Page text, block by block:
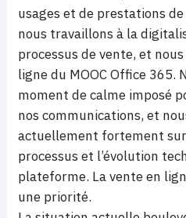
usages et de prestations
nous travaillons à la
processus de vente, et
ligne du MOOC Office 365.
moment de calme imposé
nos communications, et
actuellement fortement
processus et l’évolution
plateforme. La vente en
une priorité.